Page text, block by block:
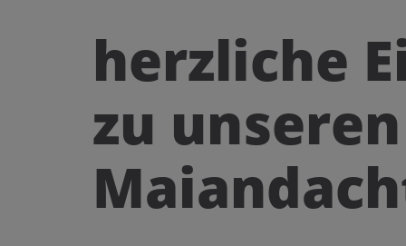
AA
herzliche
zu unseren